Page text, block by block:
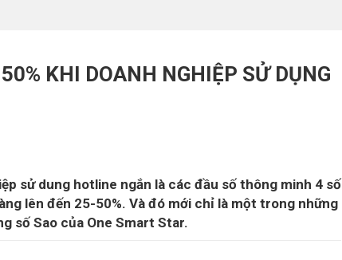
KHI DOANH NGHIỆP SỬ DỤNG
sử dung hotline ngắn là các đầu số thông minh 4 số
lên đến 25-50%. Và đó mới chỉ là một trong những
số Sao của One Smart Star.